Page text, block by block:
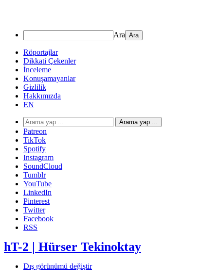
Ara
Röportajlar
Dikkati Çekenler
İnceleme
Konuşamayanlar
Gizlilik
Hakkımızda
EN
Arama yap ...
Patreon
TikTok
Spotify
Instagram
SoundCloud
Tumblr
YouTube
LinkedIn
Pinterest
Twitter
Facebook
RSS
hT-2 | Hürser Tekinoktay
Dış görünümü değiştir